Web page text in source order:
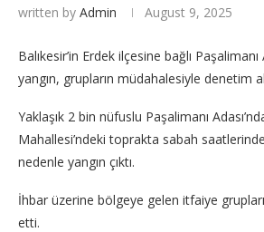
written by Admin August 9, 2025
Balıkesir’in Erdek ilçesine bağlı Paşalimanı
yangın, grupların müdahalesiyle denetim
Yaklaşık 2 bin nüfuslu Paşalimanı
Mahallesi’ndeki toprakta sabah
nedenle yangın çıktı.
İhbar üzerine bölgeye gelen itfaiye
etti.